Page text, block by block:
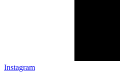
Instagram